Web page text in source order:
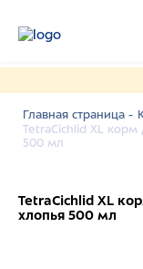
Главная страница -
TetraCichlid XL
500 мл
TetraCichlid XL
хлопья 500 мл